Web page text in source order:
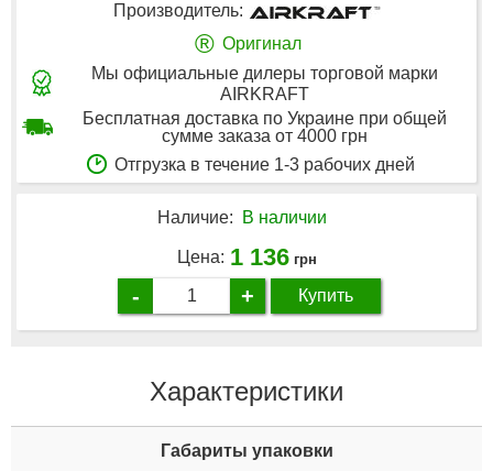
Производитель:
® Оригинал
Мы официальные дилеры торговой марки
AIRKRAFT
Бесплатная доставка по Украине при общей
сумме заказа от 4000 грн
Отгрузка в течение 1-3 рабочих дней
Наличие: В наличии
Цена: 1 136 грн
- + Купить
Характеристики
Габариты упаковки